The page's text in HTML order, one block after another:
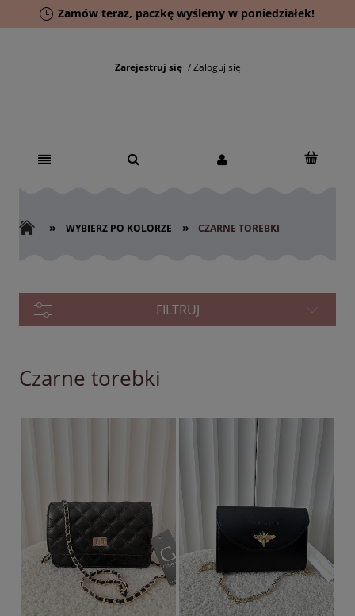
Zamów teraz, paczkę wyślemy w poniedziałek!
Zarejestruj się Zaloguj się
» WYBIERZ PO KOLORZE » CZARNE TOREBKI
FILTRUJ
Czarne torebki